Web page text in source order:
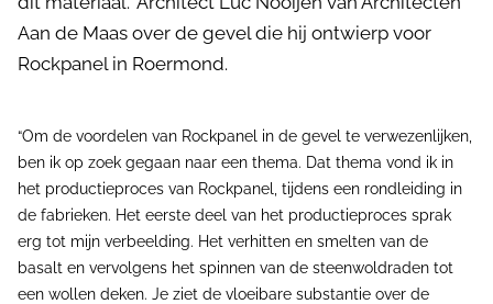
Aan de Maas over de gevel die hij ontwierp voor
Rockpanel in Roermond.
“Om de voordelen van Rockpanel in de gevel te verwezenlijken,
ben ik op zoek gegaan naar een thema. Dat thema vond ik in
het productieproces van Rockpanel, tijdens een rondleiding in
de fabrieken. Het eerste deel van het productieproces sprak
erg tot mijn verbeelding. Het verhitten en smelten van de
basalt en vervolgens het spinnen van de steenwoldraden tot
een wollen deken. Je ziet de vloeibare substantie over de